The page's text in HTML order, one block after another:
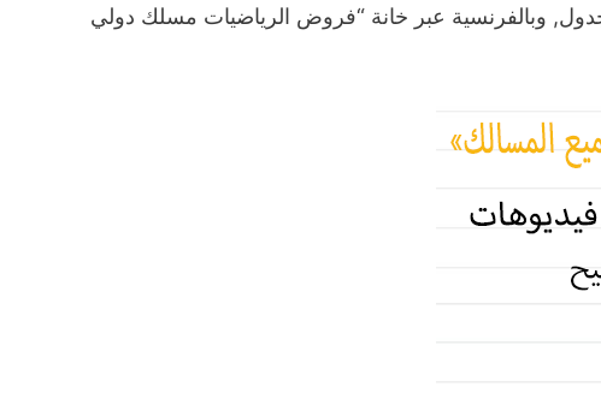
وبالفرنسية عبر خانة “فروض الرياضيات مسلك دولي